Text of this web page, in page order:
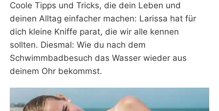
Coole Tipps und Tricks, die dein Leben und
deinen Alltag einfacher machen: Larissa hat für
dich kleine Kniffe parat, die wir alle kennen
sollten. Diesmal: Wie du nach dem
Schwimmbadbesuch das Wasser wieder aus
deinem Ohr bekommst.